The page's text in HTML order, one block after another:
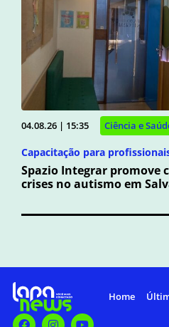
04.08.26 | 15:35 Ciência e
Capacitação para
Spazio Integrar promove
crises no autismo em
Home